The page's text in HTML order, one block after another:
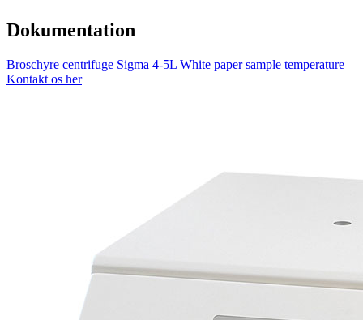
Dokumentation
Broschyre centrifuge Sigma 4-5L White paper sample temperature
Kontakt os her